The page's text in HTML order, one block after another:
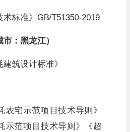
术标准》GB/T51350-2019
：黑龙江）
建筑设计标准》
农宅示范项目技术导则》
示范项目技术导则》《超